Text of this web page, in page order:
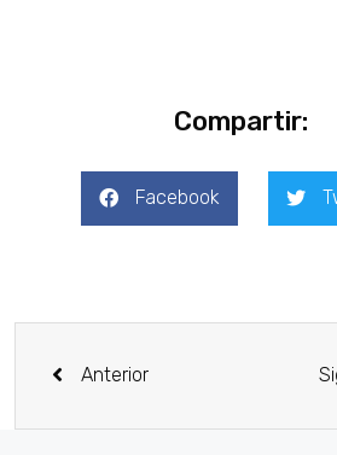
Compartir:
Facebook
Anterior